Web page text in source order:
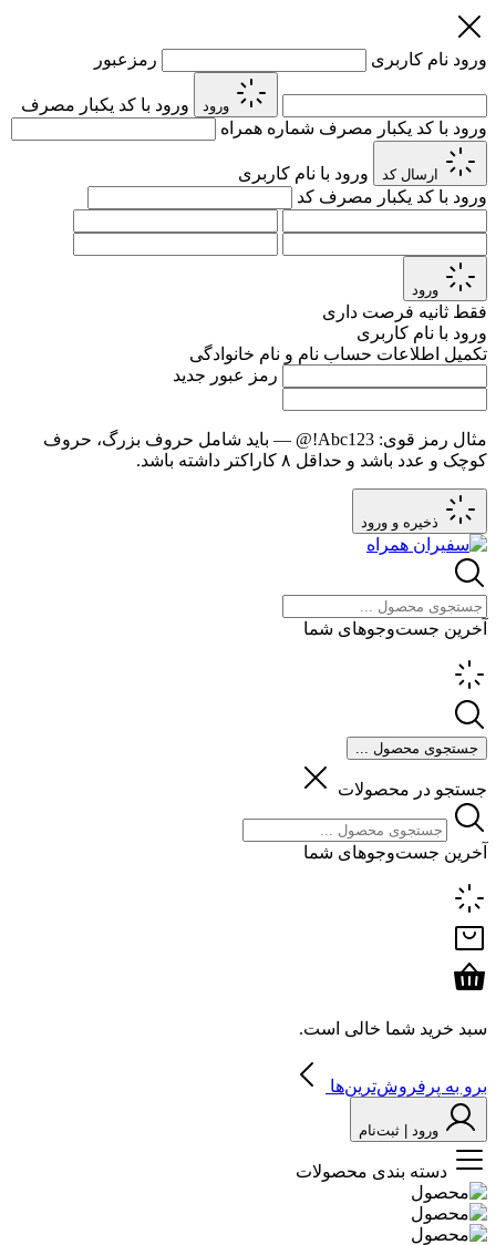
ورود نام کاربری رمزعبور
ورود
ورود با کد یکبار مصرف
ورود با کد یکبار مصرف شماره همراه
ارسال کد
ورود با نام کاربری
ورود با کد یکبار مصرف کد
ورود
فقط ثانیه فرصت داری
ورود با نام کاربری
تکمیل اطلاعات حساب نام و نام خانوادگی
رمز عبور جدید
مثال رمز قوی: Abc123!@
— باید شامل حروف بزرگ، حروف
کوچک و عدد باشد و حداقل ۸ کاراکتر داشته باشد.
ذخیره و ورود
آخرین جست‌وجوهای شما
جستجوی محصول ...
جستجو در محصولات
آخرین جست‌وجوهای شما
سبد خرید شما خالی است.
برو به پرفروش‌ترین‌ها
ورود | ثبت‌نام
دسته بندی محصولات